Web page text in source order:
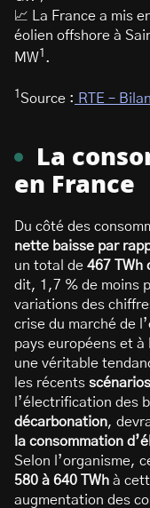
📈 La France a mis
éolien offshore à
MW1 .
1 Source : RTE –
La
en France
Du côté des
nette baisse par
un total de 467 TWh
dit, 1,7 % de moins
variations des
crise du marché de
pays européens et à
une véritable
les récents
l’électrification des
décarbonation,
la consommation
Selon l’organisme,
580 à 640 TWh à
augmentation des